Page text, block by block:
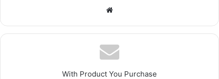
Website
With Product You Purchase